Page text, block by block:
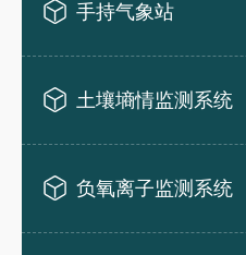
手持气象站
土壤墒情监测系统
负氧离子监测系统